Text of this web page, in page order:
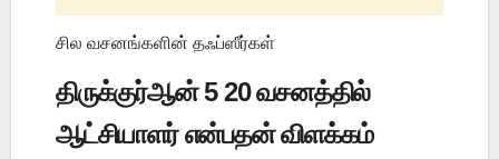
சில வசனங்களின் தஃப்ஸீர்கள்
திருக்குர்ஆன் 5 20 வசனத்தில்
ஆட்சியாளர் என்பதன் விளக்கம்